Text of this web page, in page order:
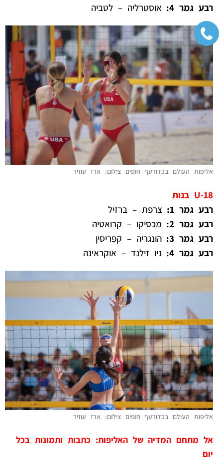
רבע גמר 4:
אוסטרליה – לטביה
אליפות העולם בכדורעף חופים צילום: ארז עוזיר
U-18 בנות
רבע גמר 1:
צרפת – ברזיל
רבע גמר 2:
מכסיקו – קרואטיה
רבע גמר 3:
הונגריה – קפריסין
רבע גמר 4:
ניו זילנד – אוקראינה
אליפות העולם בכדורעף חופים צילום: ארז עוזיר
אל מתחם המדיה של האליפות: כתבות ותמונות בכל
יום